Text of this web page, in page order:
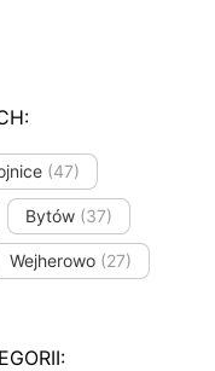
(47)
Bytów (37)
Wejherowo (27)